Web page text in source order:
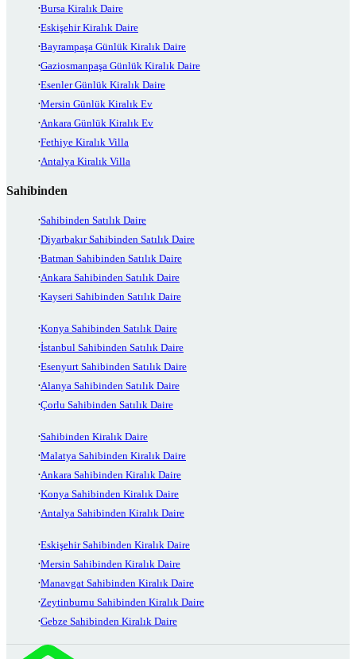
Bursa Kiralık Daire
Eskişehir Kiralık Daire
Bayrampaşa Günlük Kiralık Daire
Gaziosmanpaşa Günlük Kiralık Daire
Esenler Günlük Kiralık Daire
Mersin Günlük Kiralık Ev
Ankara Günlük Kiralık Ev
Fethiye Kiralık Villa
Antalya Kiralık Villa
Sahibinden
Sahibinden Satılık Daire
Diyarbakır Sahibinden Satılık Daire
Batman Sahibinden Satılık Daire
Ankara Sahibinden Satılık Daire
Kayseri Sahibinden Satılık Daire
Konya Sahibinden Satılık Daire
İstanbul Sahibinden Satılık Daire
Esenyurt Sahibinden Satılık Daire
Alanya Sahibinden Satılık Daire
Çorlu Sahibinden Satılık Daire
Sahibinden Kiralık Daire
Malatya Sahibinden Kiralık Daire
Ankara Sahibinden Kiralık Daire
Konya Sahibinden Kiralık Daire
Antalya Sahibinden Kiralık Daire
Eskişehir Sahibinden Kiralık Daire
Mersin Sahibinden Kiralık Daire
Manavgat Sahibinden Kiralık Daire
Zeytinburnu Sahibinden Kiralık Daire
Gebze Sahibinden Kiralık Daire